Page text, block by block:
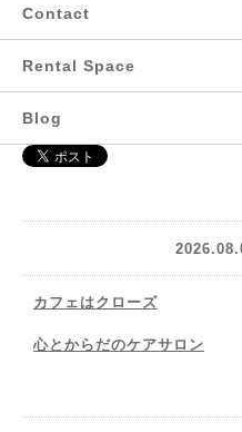
Contact
Rental Space
Blog
カフェはクローズ
心とからだのケアサロン